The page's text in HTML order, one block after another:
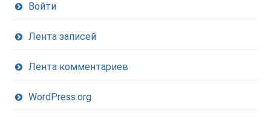
Войти
Лента записей
Лента комментариев
WordPress.org